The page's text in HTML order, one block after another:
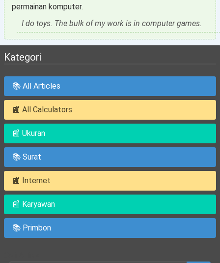
permainan komputer.
I do toys. The bulk of my work is in computer games.
Kategori
📚 All Articles
📰 All Calculators
📰 Ukuran
📚 Surat
📰 Internet
📰 Karyawan
📚 Primbon